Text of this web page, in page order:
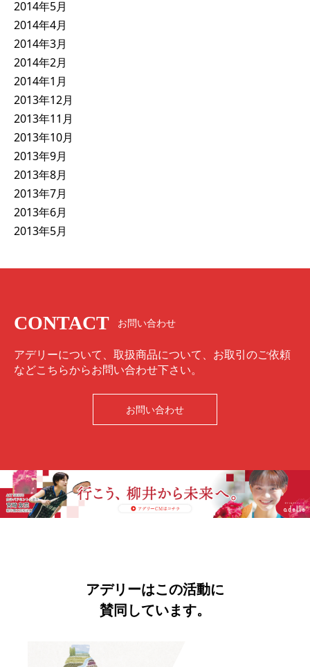
2014年5月
2014年4月
2014年3月
2014年2月
2014年1月
2013年12月
2013年11月
2013年10月
2013年9月
2013年8月
2013年7月
2013年6月
2013年5月
CONTACT お問い合わせ
アデリーについて、取扱商品について、お取引のご依頼
などこちらからお問い合わせ下さい。
お問い合わせ
アデリーはこの活動に
賛同しています。